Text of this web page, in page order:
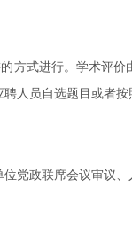
方式进行。学术评
人员自选题目或者
党政联席会议审议